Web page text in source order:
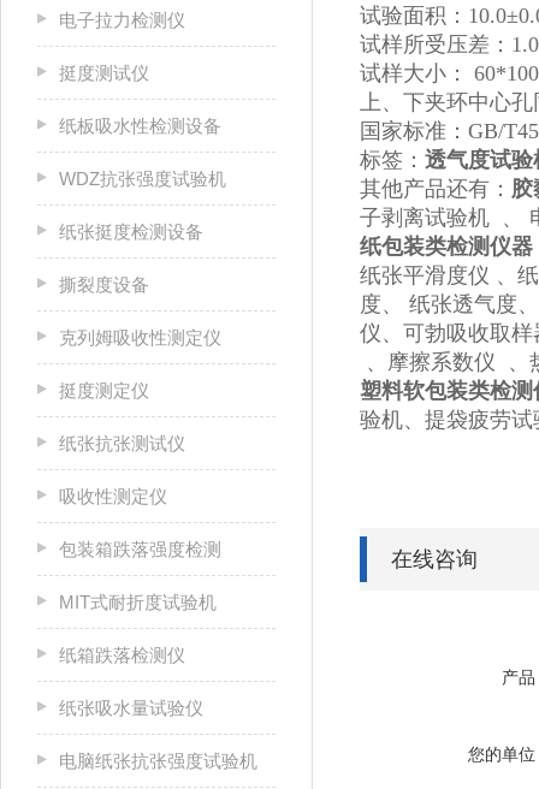
电子拉力检测仪
挺度测试仪
纸板吸水性检测设备
WDZ抗张强度试验机
纸张挺度检测设备
撕裂度设备
克列姆吸收性测定仪
挺度测定仪
纸张抗张测试仪
吸收性测定仪
包装箱跌落强度检测
MIT式耐折度试验机
纸箱跌落检测仪
纸张吸水量试验仪
电脑纸张抗张强度试验机
试验面积：
试样所受压差：
试样大小：
上、下夹环中心孔
国家标准：GB/
标签： 透气度试验
其他产品还有： 胶
子剥离试验机 、
纸包装类检测仪器
纸张平滑度仪 、
度、 纸张透气度
仪、可勃吸收取
、摩擦系数仪 、
塑料软包装类检测
验机、提袋疲劳
在线咨询
产品
您的单位